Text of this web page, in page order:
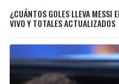
¿CUÁNTOS GOLES LLEVA MESSI
VIVO Y TOTALES ACTUALIZADOS